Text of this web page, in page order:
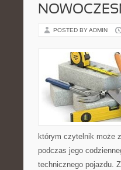
POSTED BY ADMIN
którym czytelnik może
podczas jego
technicznego pojazdu.